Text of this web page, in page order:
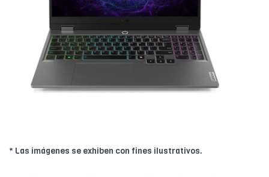
* Las imágenes se exhiben con fines ilustrativos.